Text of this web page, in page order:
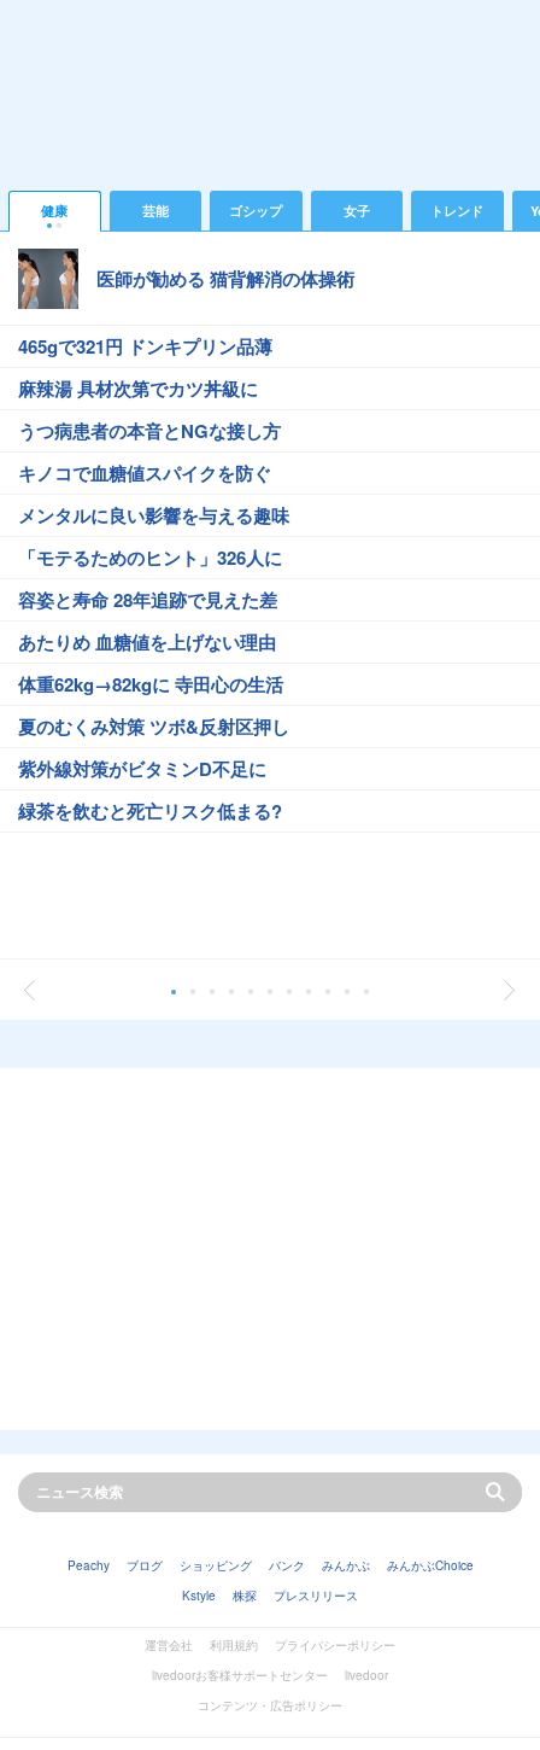
健康 芸能 ゴシップ 女子 トレンド
医師が勧める 猫背解消の体操術
465gで321円 ドンキプリン品薄
麻辣湯 具材次第でカツ丼級に
うつ病患者の本音とNGな接し方
キノコで血糖値スパイクを防ぐ
メンタルに良い影響を与える趣味
「モテるためのヒント」326人に
容姿と寿命 28年追跡で見えた差
あたりめ 血糖値を上げない理由
体重62kg→82kgに 寺田心の生活
夏のむくみ対策 ツボ&反射区押し
紫外線対策がビタミンD不足に
緑茶を飲むと死亡リスク低まる?
Peachy ブログ ショッピング バンク みんかぶ
みんかぶChoice
Kstyle
株探 プレスリリース
運営会社 利用規約
プライバシーポリシー
livedoorお客様サポートセンター
livedoor
コンテンツ・広告ポリシー